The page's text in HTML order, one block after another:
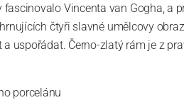
fascinovalo Vincenta van Gogha, a
čtyři slavné umělcovy
a uspořádat. Černo-zlatý rám je z
porcelánu